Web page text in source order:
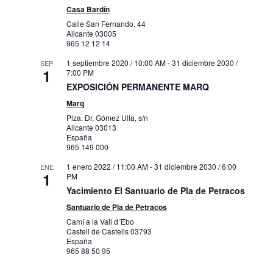
Casa Bardín
Calle San Fernando, 44
Alicante 03005
965 12 12 14
SEP
1
1 septiembre 2020 / 10:00 AM-31 diciembre 2030 /
7:00 PM
EXPOSICIÓN PERMANENTE MARQ
Marq
Plza. Dr. Gómez Ulla, s/n
Alicante 03013
España
965 149 000
ENE
1
1 enero 2022 / 11:00 AM-31 diciembre 2030 / 6:00
PM
Yacimiento El Santuario de Pla de Petracos
Santuario de Pla de Petracos
Camí a la Vall d´Ebo
Castell de Castells03793
España
965 88 50 95